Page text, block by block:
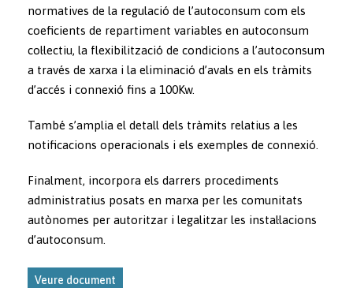
normatives de la regulació de l’autoconsum com els
coeficients de repartiment variables en autoconsum
col·lectiu, la flexibilització de condicions a l’autoconsum
a través de xarxa i la eliminació d’avals en els tràmits
d’accés i connexió fins a 100Kw.
També s’amplia el detall dels tràmits relatius a les
notificacions operacionals i els exemples de connexió.
Finalment, incorpora els darrers procediments
administratius posats en marxa per les comunitats
autònomes per autoritzar i legalitzar les instal·lacions
d’autoconsum.
Veure document